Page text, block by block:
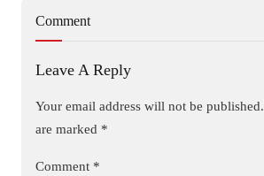
Comment
Leave A Reply
Your email address will not be published.
are marked *
Comment *